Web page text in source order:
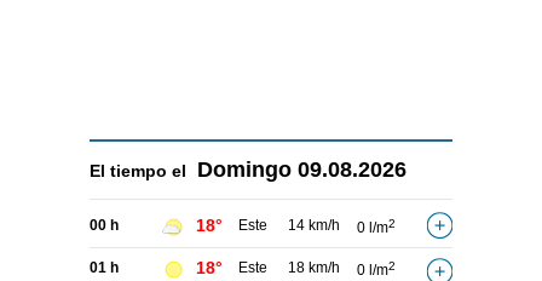
El tiempo el Domingo 09.08.2026
00 h 18° Este 14 km/h 0 l/m2
01 h 18° Este 18 km/h 0 l/m2